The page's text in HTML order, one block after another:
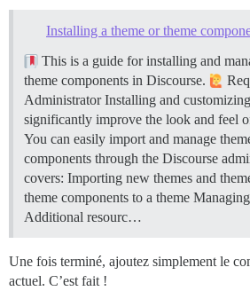
Installing a theme or theme
This is a guide for installing and
theme components in Discourse.
Administrator Installing and
significantly improve the look and feel
You can easily import and manage
components through the Discourse
covers: Importing new themes and
theme components to a theme
Additional resourc…
Une fois terminé, ajoutez simplement le
actuel. C’est fait !